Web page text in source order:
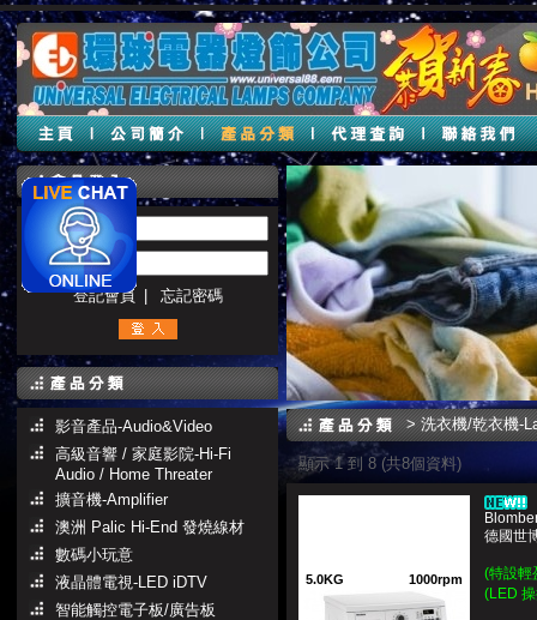
帳號 :
密碼 :
登記會員
忘記密碼
影音產品-Audio&Video
高級音響 / 家庭影院-Hi-Fi
Audio / Home Threater
擴音機-Amplifier
澳洲 Palic Hi-End 發燒線材
數碼小玩意
液晶體電視-LED iDTV
智能觸控電子板/廣告板
>洗衣機/乾衣機-
顯示 1 到 8 (共8個資料)
5.0KG 1000rpm
德國世
(特設輕
(LED